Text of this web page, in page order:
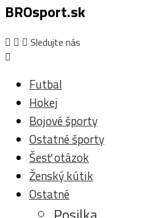
BROsport.sk
Sledujte nás
Futbal
Hokej
Bojové športy
Ostatné športy
Šesť otázok
Ženský kútik
Ostatné